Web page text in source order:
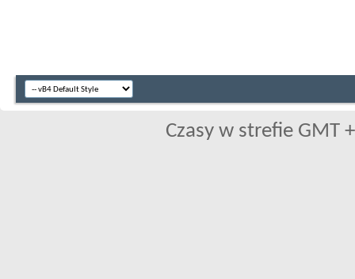
Czasy w strefie GMT